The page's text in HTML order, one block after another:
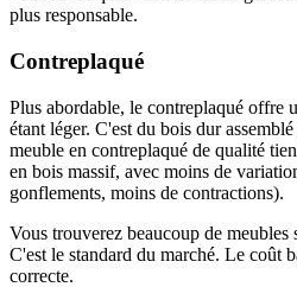
plus responsable.
Contreplaqué
Plus abordable, le contreplaqué offre
étant léger. C'est du bois dur
meuble en contreplaqué de qualité
en bois massif, avec moins de
gonflements, moins de contractions).
Vous trouverez beaucoup de meubles
C'est le standard du marché. Le coût
correcte.